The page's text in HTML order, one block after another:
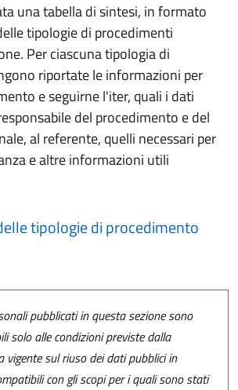
una tabella di sintesi, in formato
tipologie di procedimenti
Per ciascuna tipologia di
riportate le informazioni per
e seguirne l'iter, quali i dati
del procedimento e del
al referente, quelli necessari per
e altre informazioni utili
tipologie di procedimento
pubblicati in questa sezione sono
solo alle condizioni previste dalla
vigente sul riuso dei dati pubblici in
con gli scopi per i quali sono stati